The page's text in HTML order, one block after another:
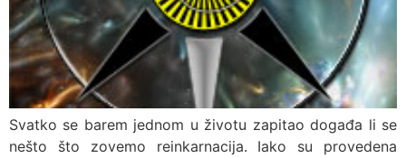
Svatko se barem jednom u životu zapitao događa li se
nešto što zovemo reinkarnacija. Iako su provedena